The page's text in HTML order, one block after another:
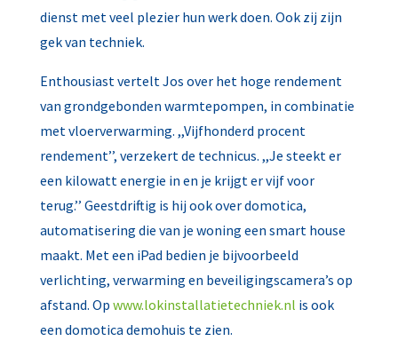
dienst met veel plezier hun werk doen. Ook zij zijn
gek van techniek.
Enthousiast vertelt Jos over het hoge rendement
van grondgebonden warmtepompen, in combinatie
met vloerverwarming. ,,Vijfhonderd procent
rendement’’, verzekert de technicus. ,,Je steekt er
een kilowatt energie in en je krijgt er vijf voor
terug.’’ Geestdriftig is hij ook over domotica,
automatisering die van je woning een smart house
maakt. Met een iPad bedien je bijvoorbeeld
verlichting, verwarming en beveiligingscamera’s op
afstand. Op www.lokinstallatietechniek.nl is ook
een domotica demohuis te zien.